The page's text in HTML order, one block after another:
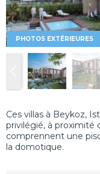
PHOTOS EXTÉRIEURES
Ces villas à Beykoz,
privilégié, à proximité
comprennent une
la domotique.